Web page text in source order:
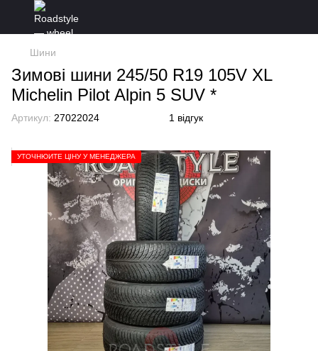
Шини
Зимові шини 245/50 R19 105V XL
Michelin Pilot Alpin 5 SUV *
Артикул: 27022024 1 відгук
УТОЧНЮЙТЕ ЦІНУ У МЕНЕДЖЕРА